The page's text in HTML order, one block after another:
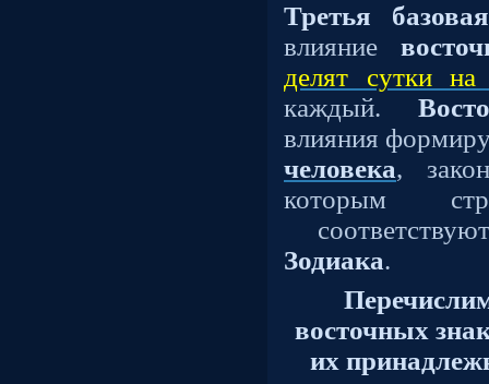
Третья
влияние
делят сутки
каждый.
влияния
человека,
которым
Зодиака.
восточных
их